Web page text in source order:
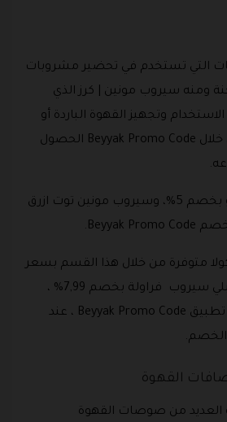
التي تستخدم في تحضير مشروبات
ومنه سيروب مونين | كرز الذي
وتجهيز القهوة الباردة أو
الساخنة، ويمكنك من خلال Beyyak Promo Code الحصول
سيروم فيدرن موهيتو بخصم 5%، وسيروب مونين توت ازرق
متوفرة من خلال هذا القسم بسعر
مثالي، إلي جانب سيمبلي سيروب فراولة بخصم 7,99% ،
فقط كل ما عليك هو تطبيق Beyyak Promo Code ، عند
القهوة
العديد من صوصات القهوة